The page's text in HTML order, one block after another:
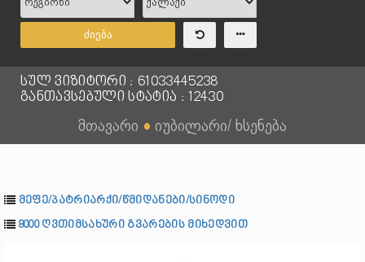
ძიება
სულ ვიზიტორი : 61033445238
განთავსებული სტატია : 12430
მთავარი ● იუბილარი/ ხსენება
მეფე/პატრიარქი/წმიდანები/სინოდი
8000 ღვთიმსახური გვარების მიხედვით